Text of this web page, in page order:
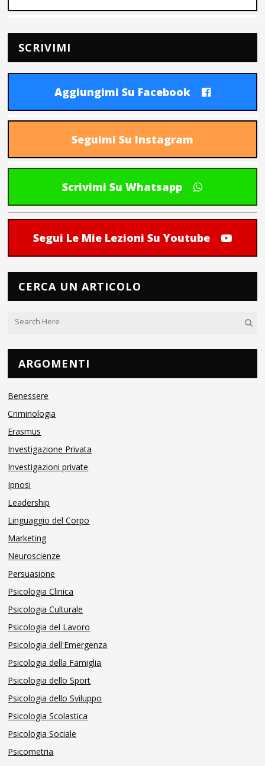
SCRIVIMI
Aggiungimi Su Facebook
Seguimi Su Instagram
Scrivimi Su Whatsapp
Segui Le Mie Lezioni Su Youtube
CERCA UN ARTICOLO
ARGOMENTI
Benessere
Criminologia
Erasmus
Investigazione Privata
Investigazioni private
Ipnosi
Leadership
Linguaggio del Corpo
Marketing
Neuroscienze
Persuasione
Psicologia Clinica
Psicologia Culturale
Psicologia del Lavoro
Psicologia dell'Emergenza
Psicologia della Famiglia
Psicologia dello Sport
Psicologia dello Sviluppo
Psicologia Scolastica
Psicologia Sociale
Psicometria